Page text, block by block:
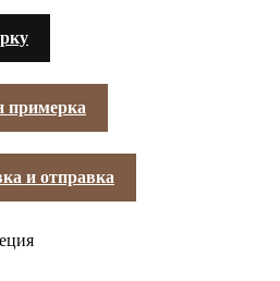
примерка
и отправка